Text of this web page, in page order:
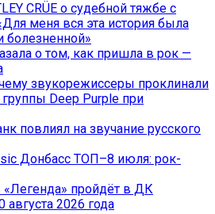
CRÜE о судебной тяжбе с
меня вся эта история была
болезненной»
о том, как пришла в рок —
звукорежиссеры проклинали
Deep Purple при
повлиял на звучание русского
Донбасс ТОП–8 июля: рок-
«Легенда» пройдёт в ДК
августа 2026 года